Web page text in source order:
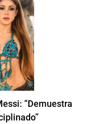
“Demuestra